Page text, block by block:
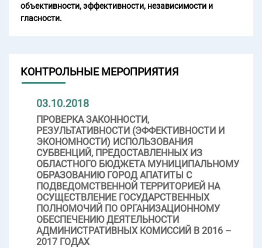
объективности, эффективности, независимости и
гласности.
КОНТРОЛЬНЫЕ МЕРОПРИЯТИЯ
03.10.2018
ПРОВЕРКА ЗАКОННОСТИ,
РЕЗУЛЬТАТИВНОСТИ (ЭФФЕКТИВНОСТИ И
ЭКОНОМНОСТИ) ИСПОЛЬЗОВАНИЯ
СУБВЕНЦИЙ, ПРЕДОСТАВЛЕННЫХ ИЗ
ОБЛАСТНОГО БЮДЖЕТА МУНИЦИПАЛЬНОМУ
ОБРАЗОВАНИЮ ГОРОД АПАТИТЫ С
ПОДВЕДОМСТВЕННОЙ ТЕРРИТОРИЕЙ НА
ОСУЩЕСТВЛЕНИЕ ГОСУДАРСТВЕННЫХ
ПОЛНОМОЧИЙ ПО ОРГАНИЗАЦИОННОМУ
ОБЕСПЕЧЕНИЮ ДЕЯТЕЛЬНОСТИ
АДМИНИСТРАТИВНЫХ КОМИССИЙ В 2016 –
2017 ГОДАХ